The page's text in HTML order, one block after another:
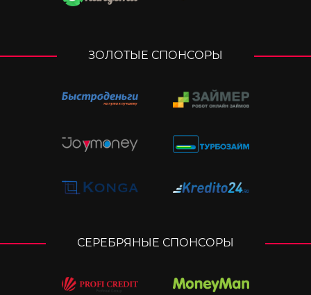
ЗОЛОТЫЕ СПОНСОРЫ
СЕРЕБРЯНЫЕ СПОНСОРЫ